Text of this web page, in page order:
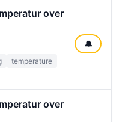
over
temperature
🔔
over